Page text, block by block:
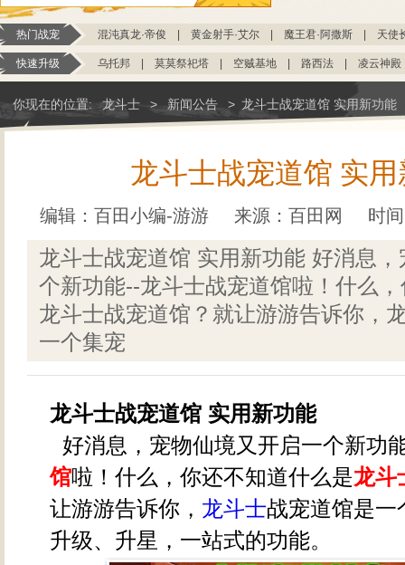
热门战宠 混沌真龙·帝俊 黄金射手·艾尔 魔王君·阿撒斯 天使
快速升级 乌托邦 莫莫祭祀塔 空贼基地 路西法 凌云神殿
你现在的位置: 龙斗士 > 新闻公告 > 龙斗士战宠道馆 实用新功能
龙斗士战宠道馆 实
编辑：百田小编-游游 来源： 百田网 时
龙斗士战宠道馆 实用新功能 好消息
个新功能--龙斗士战宠道馆啦！什么
龙斗士战宠道馆？就让游游告诉你，
一个集宠
龙斗士战宠道馆 实用新功能
好消息，宠物仙境又开启一个新功
馆啦！什么，你还不知道什么是龙斗
让游游告诉你， 龙斗士战宠道馆是一
升级、升星，一站式的功能。